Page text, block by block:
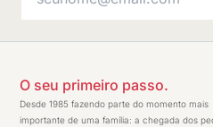
O seu primeiro passo.
Desde 1985 fazendo parte do momento mais
importante de uma família: a chegada dos